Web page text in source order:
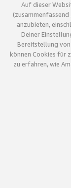
Auf dieser
(zusammenfassend
anzubieten,
Deiner
Bereitstellung
können Cookies für
zu erfahren, wie